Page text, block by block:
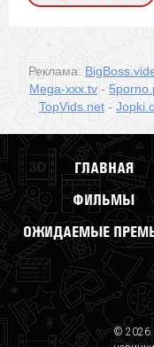
Реклама:
Mega-xxx.tv -
TopVids.net -
ГЛАВНАЯ
ФИЛЬМЫ
ОЖИДАЕМЫЕ
© 2026